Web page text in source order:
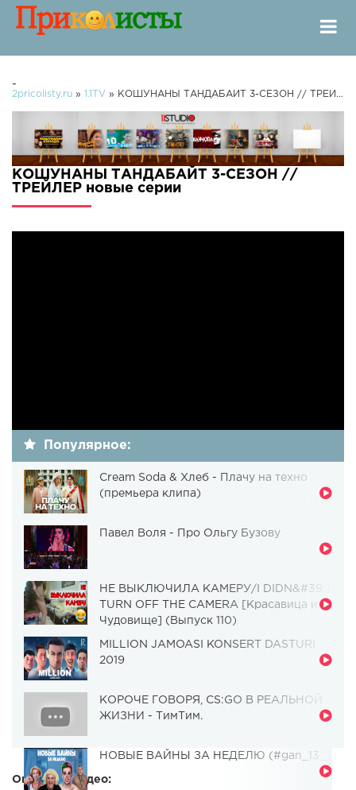
-
2pricolisty.ru » 1.1TV » КОШУНАНЫ ТАНДАБАЙТ 3-СЕЗОН // ТРЕЙЛЕР
КОШУНАНЫ ТАНДАБАЙТ 3-СЕЗОН //
ТРЕЙЛЕР новые серии
Популярное:
Cream Soda & Хлеб - Плачу на техно
(премьера клипа)
Павел Воля - Про Ольгу Бузову
НЕ ВЫКЛЮЧИЛА КАМЕРУ/I DIDN&#39;T
TURN OFF THE CAMERA [Красавица и
Чудовище] (Выпуск 110)
MILLION JAMOASI KONSERT DASTURI
2019
КОРОЧЕ ГОВОРЯ, CS:GO В РЕАЛЬНОЙ
ЖИЗНИ - ТимТим.
НОВЫЕ ВАЙНЫ ЗА НЕДЕЛЮ (#gan_13_)
Описание видео: